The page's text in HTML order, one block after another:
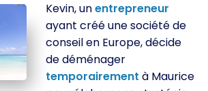
Kevin, unentrepreneur
ayant créé une société de
conseil en Europe, décide
de déménager
temporairement à Maurice